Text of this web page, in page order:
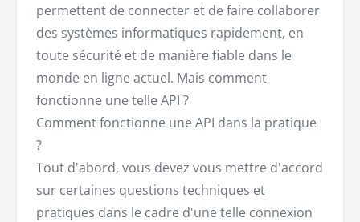
permettent de connecter et de faire collaborer
des systèmes informatiques rapidement, en
toute sécurité et de manière fiable dans le
monde en ligne actuel. Mais comment
fonctionne une telle API ?
Comment fonctionne une API dans la pratique
?
Tout d'abord, vous devez vous mettre d'accord
sur certaines questions techniques et
pratiques dans le cadre d'une telle connexion